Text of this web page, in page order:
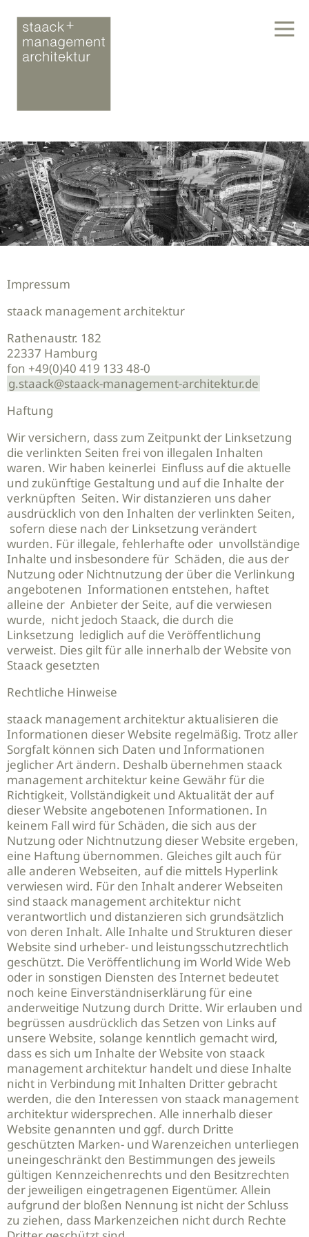
Impressum
staack management architektur
Rathenaustr. 182
22337 Hamburg
fon +49(0)40 419 133 48-0
g.staack@staack-management-architektur.de
Haftung
Wir versichern, dass zum Zeitpunkt der Linksetzung
die verlinkten Seiten frei von illegalen Inhalten
waren. Wir haben keinerlei Einfluss auf die aktuelle
und zukünftige Gestaltung und auf die Inhalte der
verknüpften Seiten. Wir distanzieren uns daher
ausdrücklich von den Inhalten der verlinkten Seiten,
sofern diese nach der Linksetzung verändert
wurden. Für illegale, fehlerhafte oder unvollständige
Inhalte und insbesondere für Schäden, die aus der
Nutzung oder Nichtnutzung der über die Verlinkung
angebotenen Informationen entstehen, haftet
alleine der Anbieter der Seite, auf die verwiesen
wurde, nicht jedoch Staack, die durch die
Linksetzung lediglich auf die Veröffentlichung
verweist. Dies gilt für alle innerhalb der Website von
Staack gesetzten
Rechtliche Hinweise
staack management architektur aktualisieren die
Informationen dieser Website regelmäßig. Trotz aller
Sorgfalt können sich Daten und Informationen
jeglicher Art ändern. Deshalb übernehmen staack
management architektur keine Gewähr für die
Richtigkeit, Vollständigkeit und Aktualität der auf
dieser Website angebotenen Informationen. In
keinem Fall wird für Schäden, die sich aus der
Nutzung oder Nichtnutzung dieser Website ergeben,
eine Haftung übernommen. Gleiches gilt auch für
alle anderen Webseiten, auf die mittels Hyperlink
verwiesen wird. Für den Inhalt anderer Webseiten
sind staack management architektur nicht
verantwortlich und distanzieren sich grundsätzlich
von deren Inhalt. Alle Inhalte und Strukturen dieser
Website sind urheber- und leistungsschutzrechtlich
geschützt. Die Veröffentlichung im World Wide Web
oder in sonstigen Diensten des Internet bedeutet
noch keine Einverständniserklärung für eine
anderweitige Nutzung durch Dritte. Wir erlauben und
begrüssen ausdrücklich das Setzen von Links auf
unsere Website, solange kenntlich gemacht wird,
dass es sich um Inhalte der Website von staack
management architektur handelt und diese Inhalte
nicht in Verbindung mit Inhalten Dritter gebracht
werden, die den Interessen von staack management
architektur widersprechen. Alle innerhalb dieser
Website genannten und ggf. durch Dritte
geschützten Marken- und Warenzeichen unterliegen
uneingeschränkt den Bestimmungen des jeweils
gültigen Kennzeichenrechts und den Besitzrechten
der jeweiligen eingetragenen Eigentümer. Allein
aufgrund der bloßen Nennung ist nicht der Schluss
zu ziehen, dass Markenzeichen nicht durch Rechte